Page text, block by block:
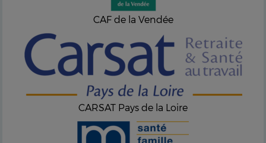
CAF de la Vendée
CARSAT Pays de la Loire